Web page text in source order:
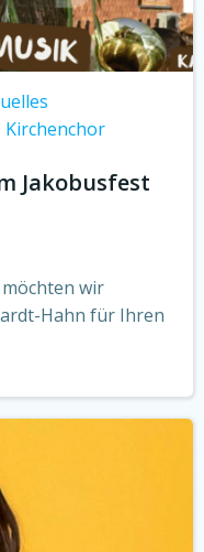
Kirchenchor
Jakobusfest
wir
Hahn für Ihren